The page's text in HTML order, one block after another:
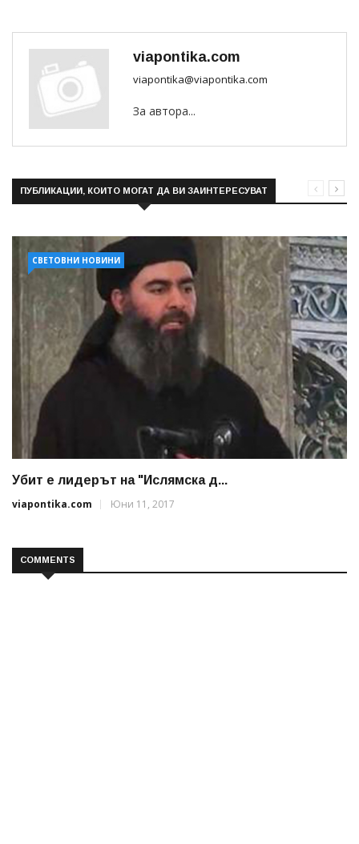
viapontika.com
viapontika@viapontika.com
За автора...
ПУБЛИКАЦИИ, КОИТО МОГАТ ДА ВИ ЗАИНТЕРЕСУВАТ
СВЕТОВНИ НОВИНИ
Убит е лидерът на "Ислямска д...
viapontika.com
Юни 11, 2017
COMMENTS